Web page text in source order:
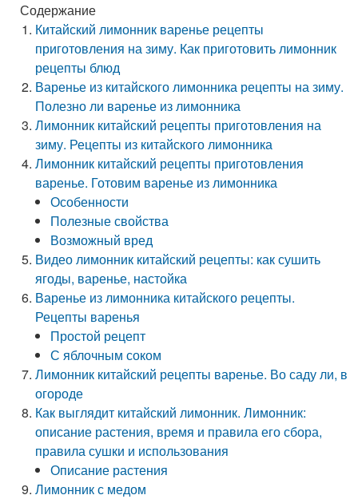
Содержание
Китайский лимонник варенье рецепты
приготовления на зиму. Как приготовить лимонник
рецепты блюд
Варенье из китайского лимонника рецепты на зиму.
Полезно ли варенье из лимонника
Лимонник китайский рецепты приготовления на
зиму. Рецепты из китайского лимонника
Лимонник китайский рецепты приготовления
варенье. Готовим варенье из лимонника
Особенности
Полезные свойства
Возможный вред
Видео лимонник китайский рецепты: как сушить
ягоды, варенье, настойка
Варенье из лимонника китайского рецепты.
Рецепты варенья
Простой рецепт
С яблочным соком
Лимонник китайский рецепты варенье. Во саду ли, в
огороде
Как выглядит китайский лимонник. Лимонник:
описание растения, время и правила его сбора,
правила сушки и использования
Описание растения
Лимонник с медом